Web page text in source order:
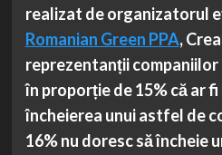
realizat de organizatorul
Romanian Green PPA,
reprezentanții
în proporție de 15% că ar
încheierea unui astfel de
16% nu doresc să încheie